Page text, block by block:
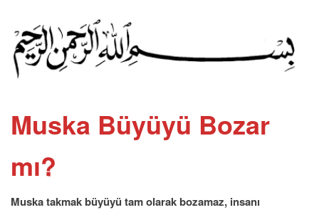
Muska Büyüyü Bozar
mı?
Muska takmak büyüyü tam olarak bozamaz, insanı